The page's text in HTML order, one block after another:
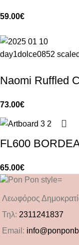
59.00€
Naomi Ruffled
73.00€
FL600
65.00€
Λεωφόρος
Τηλ: 2311241837
Email: